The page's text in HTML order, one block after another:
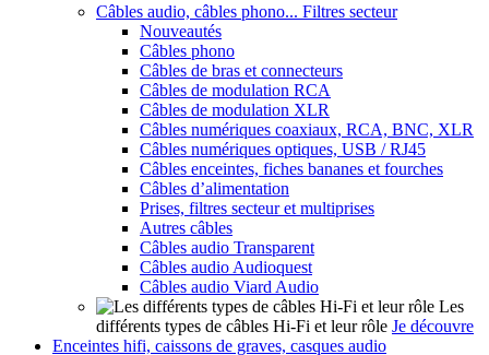
Câbles audio, câbles phono... Filtres secteur
Nouveautés
Câbles phono
Câbles de bras et connecteurs
Câbles de modulation RCA
Câbles de modulation XLR
Câbles numériques coaxiaux, RCA, BNC, XLR
Câbles numériques optiques, USB / RJ45
Câbles enceintes, fiches bananes et fourches
Câbles d’alimentation
Prises, filtres secteur et multiprises
Autres câbles
Câbles audio Transparent
Câbles audio Audioquest
Câbles audio Viard Audio
Les
différents types de câbles Hi-Fi et leur rôle Je découvre
Enceintes hifi, caissons de graves, casques audio